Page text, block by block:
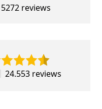
5272 reviews
24.553 reviews